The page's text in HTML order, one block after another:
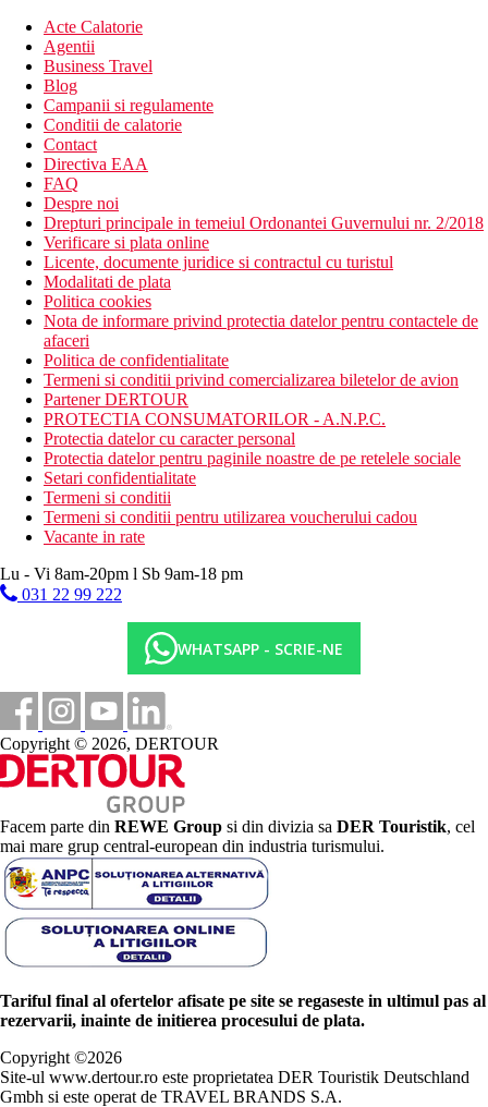
Acte Calatorie
Agentii
Business Travel
Blog
Campanii si regulamente
Conditii de calatorie
Contact
Directiva EAA
FAQ
Despre noi
Drepturi principale in temeiul Ordonantei Guvernului nr. 2/2018
Verificare si plata online
Licente, documente juridice si contractul cu turistul
Modalitati de plata
Politica cookies
Nota de informare privind protectia datelor pentru contactele de
afaceri
Politica de confidentialitate
Termeni si conditii privind comercializarea biletelor de avion
Partener DERTOUR
PROTECTIA CONSUMATORILOR - A.N.P.C.
Protectia datelor cu caracter personal
Protectia datelor pentru paginile noastre de pe retelele sociale
Setari confidentialitate
Termeni si conditii
Termeni si conditii pentru utilizarea voucherului cadou
Vacante in rate
Lu - Vi 8am-20pm l Sb 9am-18 pm
031 22 99 222
WHATSAPP - SCRIE-NE
Copyright © 2026, DERTOUR
Facem parte din REWE Group si din divizia sa DER Touristik, cel
mai mare grup central-european din industria turismului.
Tariful final al ofertelor afisate pe site se regaseste in ultimul pas al
rezervarii, inainte de initierea procesului de plata.
Copyright ©2026
Site-ul www.dertour.ro este proprietatea DER Touristik Deutschland
Gmbh si este operat de TRAVEL BRANDS S.A.